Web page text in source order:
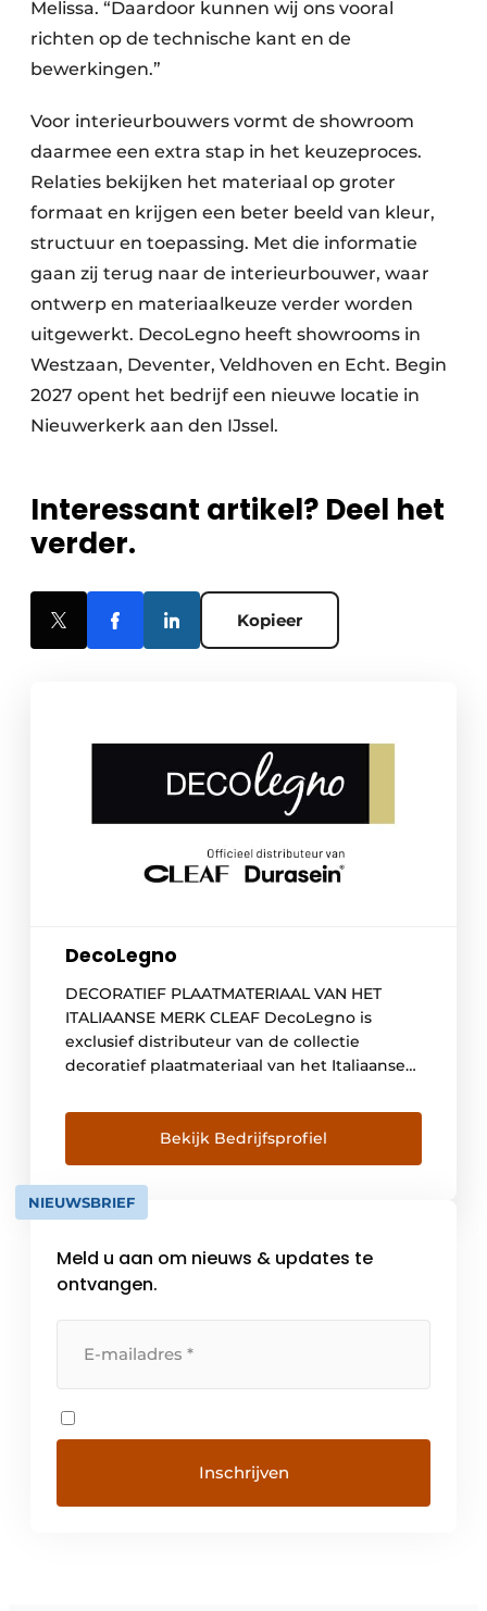
Melissa. “Daardoor kunnen wij ons vooral
richten op de technische kant en de
bewerkingen.”
Voor interieurbouwers vormt de showroom
daarmee een extra stap in het keuzeproces.
Relaties bekijken het materiaal op groter
formaat en krijgen een beter beeld van kleur,
structuur en toepassing. Met die informatie
gaan zij terug naar de interieurbouwer, waar
ontwerp en materiaalkeuze verder worden
uitgewerkt. DecoLegno heeft showrooms in
Westzaan, Deventer, Veldhoven en Echt. Begin
2027 opent het bedrijf een nieuwe locatie in
Nieuwerkerk aan den IJssel.
Interessant artikel? Deel het
verder.
Kopieer
DecoLegno
DECORATIEF PLAATMATERIAAL VAN HET
ITALIAANSE MERK CLEAF DecoLegno is
exclusief distributeur van de collectie
decoratief plaatmateriaal van het Italiaanse
alternatief voor de toepassing van
natuurlijke materialen in interieur- en
meubelontwerp voor zowel particuliere- als
kantoor- of hospitality projecten.
Plaatmateriaal met optische én voelbare
hoogwaardige […]
Bekijk Bedrijfsprofiel
NIEUWSBRIEF
Meld u aan om nieuws & updates te
ontvangen.